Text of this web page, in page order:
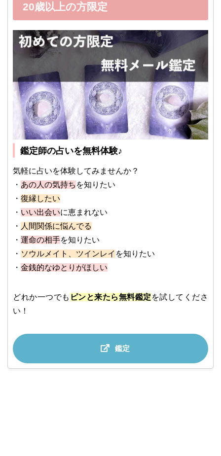
20歳以上の方限定
鑑定師の占いを無料体験♪
気軽に占いを体験してみませんか？
・ あの人の気持ち を知りたい
・ 復縁したい
・ いい出会いに恵まれない
・ 人間関係に悩んでる
・ 運命の相手を知りたい
・ ソウルメイト、ツインレイ を知りたい
・ 金銭的なゆとりがほしい
どれか一つでも ピンと来たら無料鑑定 を試してくださ
い！
鑑定